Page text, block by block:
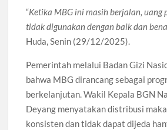
“Ketika MBG ini masih berjalan, uang
tidak digunakan dengan baik dan
Huda, Senin (29/12/2025).
Pemerintah melalui Badan Gizi
bahwa MBG dirancang sebagai
berkelanjutan. Wakil Kepala BGN
Deyang menyatakan distribusi
konsisten dan tidak dapat dijeda